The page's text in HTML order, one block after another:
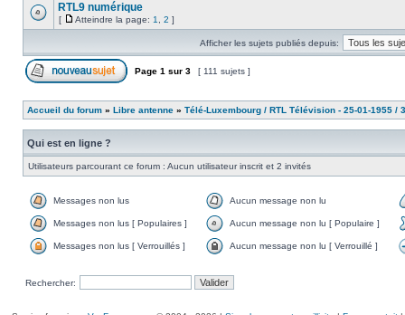
RTL9 numérique
[ Atteindre la page: 1 2 ]
Afficher les sujets publiés depuis:
Page 1 sur 3 [ 111 sujets ]
Accueil du forum » Libre antenne » Télé-Luxembourg / RTL Télévision - 25-01-1955 /
Qui est en ligne ?
Utilisateurs parcourant ce forum : Aucun utilisateur inscrit et 2 invités
Messages non lus Aucun message non lu
Messages non lus [ Populaires ] Aucun message non lu [ Populaire ]
Messages non lus [ Verrouillés ] Aucun message non lu [ Verrouillé ]
Rechercher: